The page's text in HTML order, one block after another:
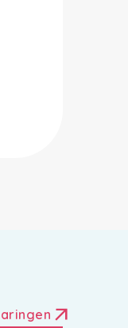
arrow_outward